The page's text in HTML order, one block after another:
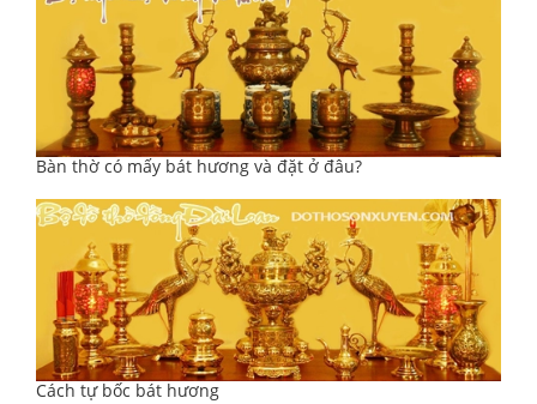
Bàn thờ có mấy bát hương và đặt ở đâu?
Cách tự bốc bát hương